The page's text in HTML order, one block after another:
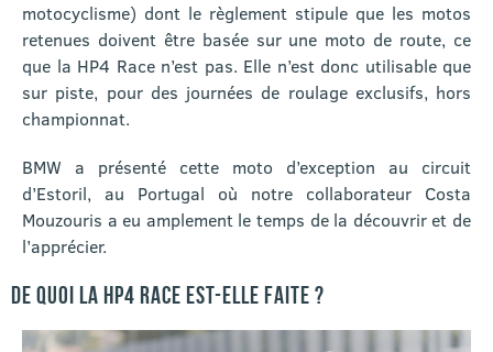
motocyclisme) dont le règlement stipule que les motos
retenues doivent être basée sur une moto de route, ce
que la HP4 Race n’est pas. Elle n’est donc utilisable que
sur piste, pour des journées de roulage exclusifs, hors
championnat.
BMW a présenté cette moto d’exception au circuit
d’Estoril, au Portugal où notre collaborateur Costa
Mouzouris a eu amplement le temps de la découvrir et de
l’apprécier.
DE QUOI LA HP4 RACE EST-ELLE FAITE ?